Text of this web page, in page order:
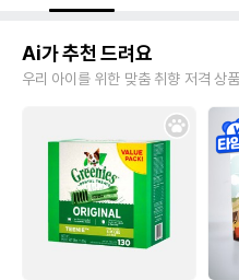
Ai가 추천 드려요
우리 아이를 위한 맞춤 취향 저격 상품